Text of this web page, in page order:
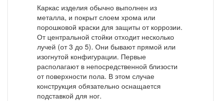
Каркас изделия обычно выполнен из
металла, и покрыт слоем хрома или
порошковой краски для защиты от коррозии.
От центральной стойки отходит несколько
лучей (от 3 до 5). Они бывают прямой или
изогнутой конфигурации. Первые
располагают в непосредственной близости
от поверхности пола. В этом случае
конструкция обязательно оснащается
подставкой для ног.